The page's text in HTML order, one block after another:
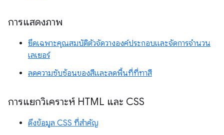
การแสดงภาพ
ยึดเฉพาะคุณสมบัติตัวจัดวางองค์ประกอบและจัดการจำนวน
เลเยอร์
ลดความซับซ้อนของสีและลดพื้นที่ที่ทาสี
การแยกวิเคราะห์ HTML และ CSS
ดึงข้อมูล CSS ที่สำคัญ